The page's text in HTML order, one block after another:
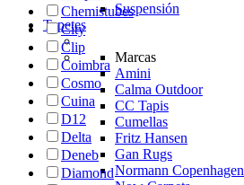
Suspensión
Tapetes
Marcas
Amini
Calma Outdoor
CC Tapis
Cumellas
Fritz Hansen
Gan Rugs
Normann Copenhagen
Chemistubes
City
Clip
Coimbra
Cosmo
Cuina
D12
Delta
Deneb
Diamond